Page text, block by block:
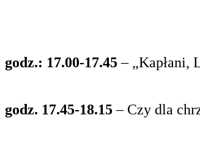
godz.: 17.00-17.45– „Kapłani,
godz. 17.45-18.15– Czy dla